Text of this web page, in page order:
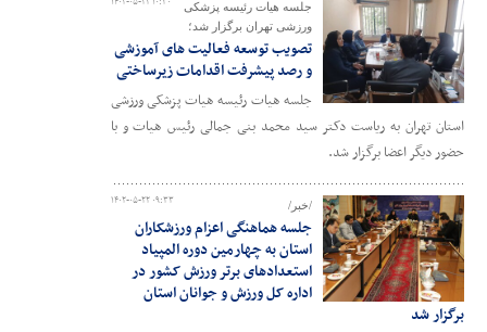
جلسه هیات رئیسه پزشکی
ورزشی تهران برگزار شد؛
تصویب توسعه فعالیت های آموزشی
و رصد پیشرفت اقدامات زیرساختی
جلسه هیات رئیسه هیات پزشکی ورزشی
استان تهران به ریاست دکتر سید محمد بنی جمالی رئیس هیات و با
حضور دیگر اعضا برگزار شد.
۱۴۰۲-۰۵-۲۲ ۰۹:۳۳ /خبر/
جلسه هماهنگی اعزام ورزشکاران
استان به چهارمین دوره المپیاد
استعدادهای برتر ورزش کشور در
اداره کل ورزش و جوانان استان
برگزار شد